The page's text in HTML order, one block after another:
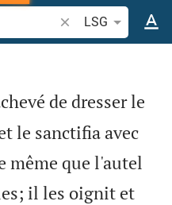
Recherche d'un
LSG
de dresser le
le sanctifia avec
même que l'autel
il les oignit et